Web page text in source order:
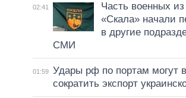
02:41
Часть военных из
«Скала» начали
в другие
СМИ
01:59 Удары рф по портам могут
сократить экспорт